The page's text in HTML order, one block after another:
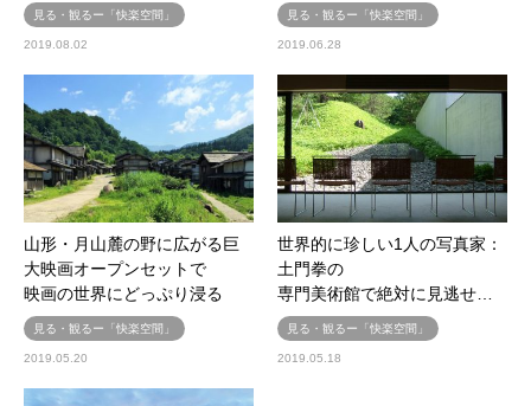
見る・観るー「快楽空間」
2019.08.02
見る・観るー「快楽空間」
2019.06.28
山形・月山麓の野に広がる巨
大映画オープンセットで
映画の世界にどっぷり浸る
見る・観るー「快楽空間」
2019.05.20
世界的に珍しい1人の写真家：
土門拳の
専門美術館で絶対に見逃せ…
見る・観るー「快楽空間」
2019.05.18